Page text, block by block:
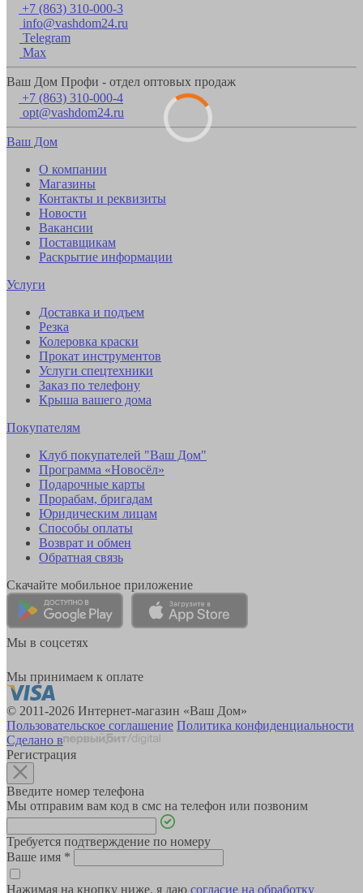
+7 (863) 310-000-3
info@vashdom24.ru
Telegram
Max
Ваш Дом Профи - отдел оптовых продаж
+7 (863) 310-000-4
opt@vashdom24.ru
Ваш Дом
О компании
Магазины
Контакты и реквизиты
Новости
Вакансии
Поставщикам
Раскрытие информации
Услуги
Доставка и подъем
Резка
Колеровка краски
Прокат инструментов
Услуги спецтехники
Заказ по телефону
Крыша вашего дома
Покупателям
Клуб покупателей "Ваш Дом"
Программа «Новосёл»
Подарочные карты
Прорабам, бригадам
Юридическим лицам
Способы оплаты
Возврат и обмен
Обратная связь
Скачайте мобильное приложение
Мы в соцсетях
Мы принимаем к оплате
© 2011-2026 Интернет-магазин «Ваш Дом»
Пользовательское соглашение Политика конфиденциальности
Сделано в
Регистрация
Введите номер телефона
Мы отправим вам код в смс на телефон или позвоним
Требуется подтверждение по номеру
Ваше имя *
Нажимая на кнопку ниже, я даю согласие на обработку